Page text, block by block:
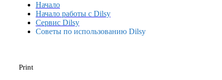
Начало
Начало работы с Dilsy
Сервис Dilsy
Советы по использованию Dilsy
Print